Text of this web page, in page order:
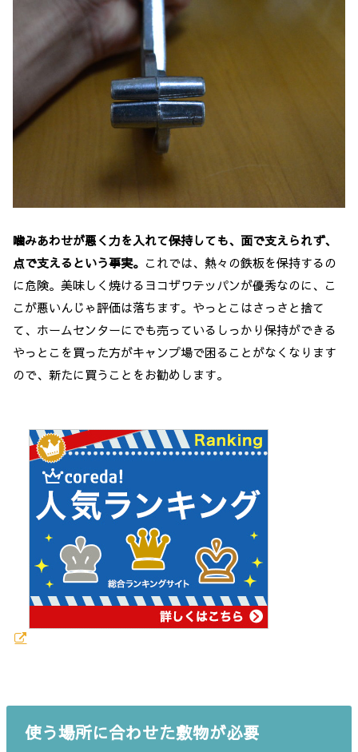
噛みあわせが悪く力を入れて保持しても、面で支えられず、
点で支えるという事実。 これでは、熱々の鉄板を保持するの
に危険。美味しく焼けるヨコザワテッパンが優秀なのに、こ
こが悪いんじゃ評価は落ちます。やっとこはさっさと捨て
て、ホームセンターにでも売っているしっかり保持ができる
やっとこを買った方がキャンプ場で困ることがなくなります
ので、新たに買うことをお勧めします。
使う場所に合わせた敷物が必要